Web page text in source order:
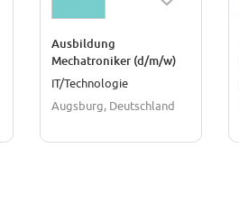
Ausbildung
Mechatroniker (d/m/w)
zum 01.09.2027
IT/Technologie
Augsburg, Deutschland